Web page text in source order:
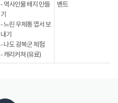
- 역사인물 배지 만들
기
- 느린 우체통 엽서 보
내기
- 나도 광복군 체험
- 캐리커쳐 (유료)
벤트